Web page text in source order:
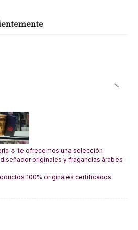
🌷 te ofrecemos una selección
originales y fragancias árabes
100% originales certificados